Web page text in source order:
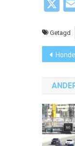
X
Getagd
Honderden